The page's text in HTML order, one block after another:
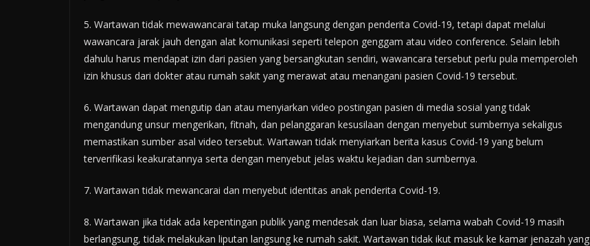
5. Wartawan tidak mewawancarai tatap muka langsung dengan penderita Covid-19, tetapi dapat melalui
wawancara jarak jauh dengan alat komunikasi seperti telepon genggam atau video conference. Selain lebih
dahulu harus mendapat izin dari pasien yang bersangkutan sendiri, wawancara tersebut perlu pula memperoleh
izin khusus dari dokter atau rumah sakit yang merawat atau menangani pasien Covid-19 tersebut.
6. Wartawan dapat mengutip dan atau menyiarkan video postingan pasien di media sosial yang tidak
mengandung unsur mengerikan, fitnah, dan pelanggaran kesusilaan dengan menyebut sumbernya sekaligus
memastikan sumber asal video tersebut. Wartawan tidak menyiarkan berita kasus Covid-19 yang belum
terverifikasi keakuratannya serta dengan menyebut jelas waktu kejadian dan sumbernya.
7. Wartawan tidak mewancarai dan menyebut identitas anak penderita Covid-19.
8. Wartawan jika tidak ada kepentingan publik yang mendesak dan luar biasa, selama wabah Covid-19 masih
berlangsung, tidak melakukan liputan langsung ke rumah sakit. Wartawan tidak ikut masuk ke kamar jenazah yang